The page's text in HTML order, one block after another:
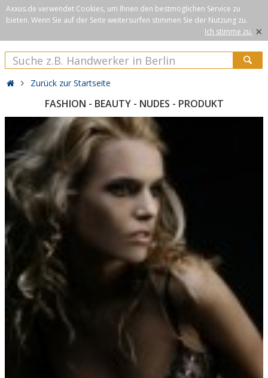
Axxus.de verwendet Cookies, um Ihnen den bestmöglichen Service zu
bieten. Wenn Sie auf der Seite weitersurfen stimmen Sie der Nutzung zu.
Ich stimme zu. ×
Zurück zur Startseite
FASHION - BEAUTY - NUDES - PRODUKT